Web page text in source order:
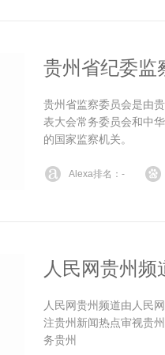
贵州省纪委监
贵州省监察委员会是由
表大会常务委员会和中
的国家监察机关。
Alexa排名：-
人民网贵州频
人民网贵州频道由人民
注贵州新闻热点审视贵
务贵州